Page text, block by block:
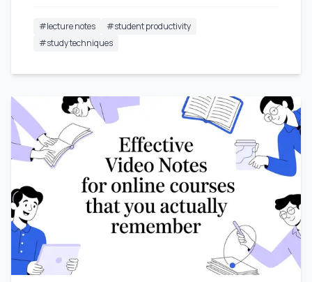
#lecture notes #student productivity
#study techniques